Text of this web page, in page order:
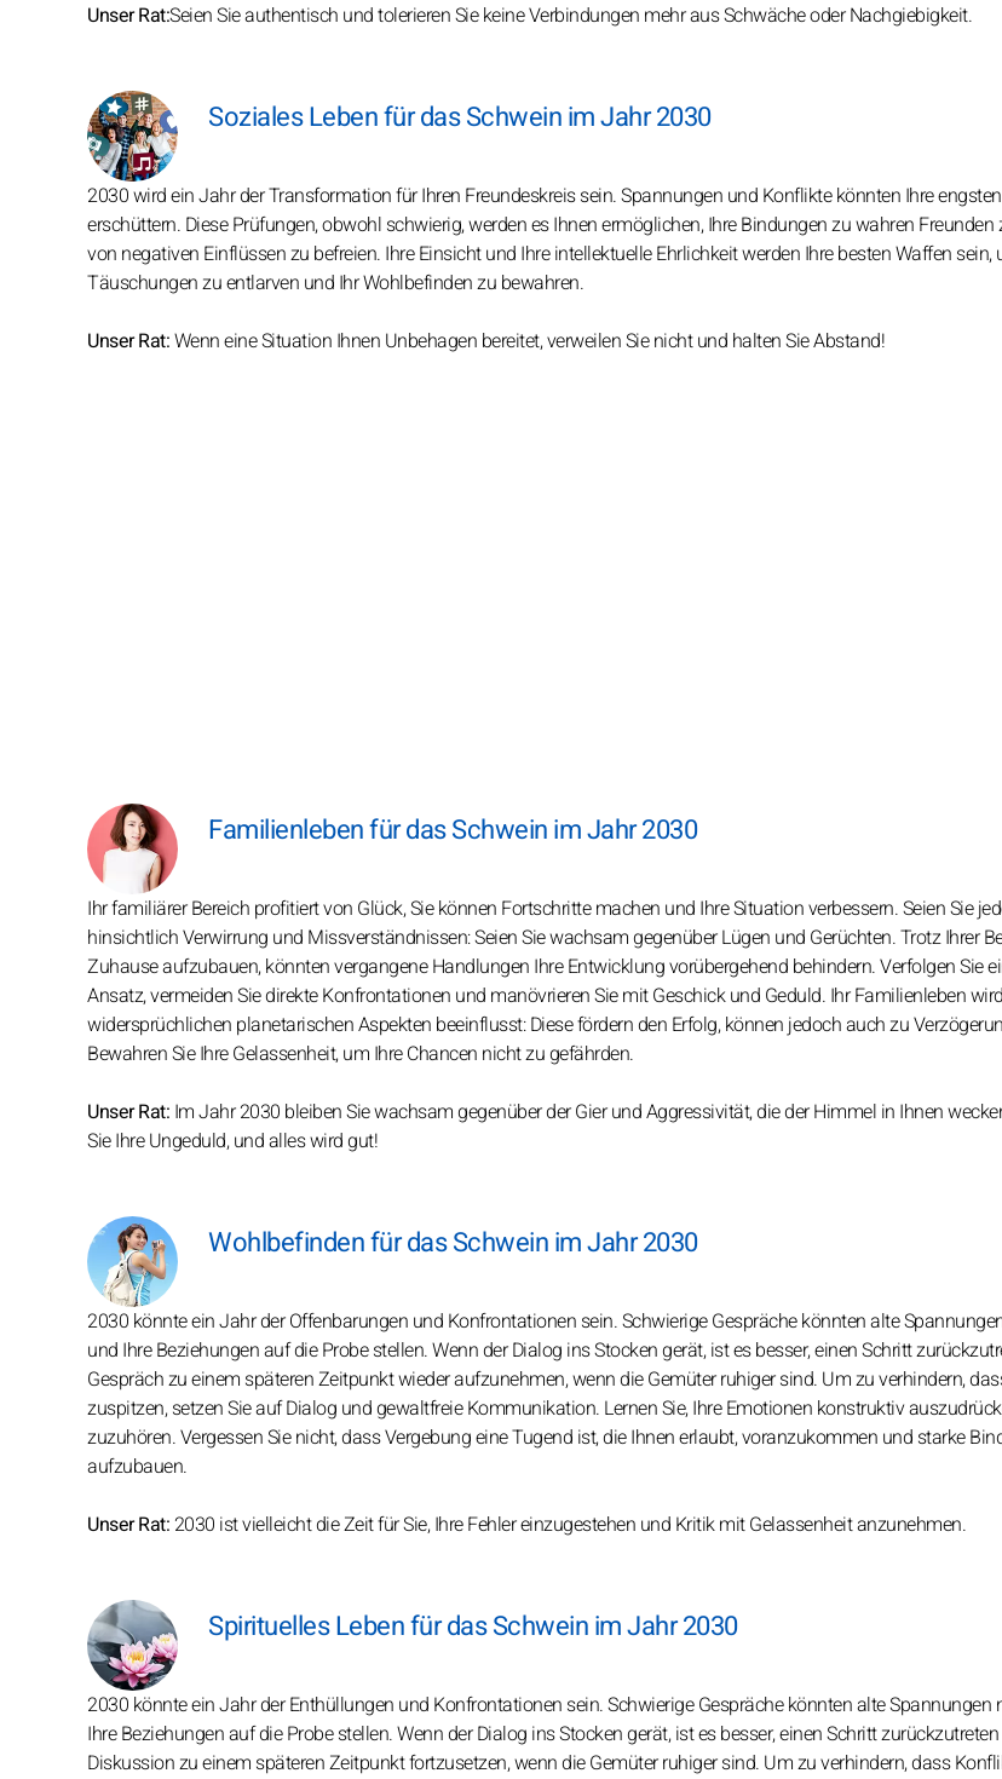
Unser Rat:Seien Sie authentisch und tolerieren Sie keine Verbindungen mehr aus Schwäche oder Nachgiebigkeit.
Soziales Leben für das Schwein im Jahr 2030
2030 wird ein Jahr der Transformation für Ihren Freundeskreis sein. Spannungen und Konflikte könnten Ihre
erschüttern. Diese Prüfungen, obwohl schwierig, werden es Ihnen ermöglichen, Ihre Bindungen zu wahren
von negativen Einflüssen zu befreien. Ihre Einsicht und Ihre intellektuelle Ehrlichkeit werden Ihre besten Waffen sein,
Täuschungen zu entlarven und Ihr Wohlbefinden zu bewahren.
Unser Rat:Wenn eine Situation Ihnen Unbehagen bereitet, verweilen Sie nicht und halten Sie Abstand!
Familienleben für das Schwein im Jahr 2030
Ihr familiärer Bereich profitiert von Glück, Sie können Fortschritte machen und Ihre Situation verbessern. Seien Sie
hinsichtlich Verwirrung und Missverständnissen: Seien Sie wachsam gegenüber Lügen und Gerüchten. Trotz Ihrer
Zuhause aufzubauen, könnten vergangene Handlungen Ihre Entwicklung vorübergehend behindern. Verfolgen Sie
Ansatz, vermeiden Sie direkte Konfrontationen und manövrieren Sie mit Geschick und Geduld. Ihr Familienleben
widersprüchlichen planetarischen Aspekten beeinflusst: Diese fördern den Erfolg, können jedoch auch zu
Bewahren Sie Ihre Gelassenheit, um Ihre Chancen nicht zu gefährden.
Unser Rat: Im Jahr 2030 bleiben Sie wachsam gegenüber der Gier und Aggressivität, die der Himmel in Ihnen
Sie Ihre Ungeduld, und alles wird gut!
Wohlbefinden für das Schwein im Jahr 2030
2030 könnte ein Jahr der Offenbarungen und Konfrontationen sein. Schwierige Gespräche könnten alte
und Ihre Beziehungen auf die Probe stellen. Wenn der Dialog ins Stocken gerät, ist es besser, einen Schritt
Gespräch zu einem späteren Zeitpunkt wieder aufzunehmen, wenn die Gemüter ruhiger sind. Um zu verhindern,
zuspitzen, setzen Sie auf Dialog und gewaltfreie Kommunikation. Lernen Sie, Ihre Emotionen konstruktiv
zuzuhören. Vergessen Sie nicht, dass Vergebung eine Tugend ist, die Ihnen erlaubt, voranzukommen und starke
aufzubauen.
Unser Rat:2030 ist vielleicht die Zeit für Sie, Ihre Fehler einzugestehen und Kritik mit Gelassenheit anzunehmen.
Spirituelles Leben für das Schwein im Jahr 2030
2030 könnte ein Jahr der Enthüllungen und Konfrontationen sein. Schwierige Gespräche könnten alte Spannungen
Ihre Beziehungen auf die Probe stellen. Wenn der Dialog ins Stocken gerät, ist es besser, einen Schritt
Diskussion zu einem späteren Zeitpunkt fortzusetzen, wenn die Gemüter ruhiger sind. Um zu verhindern, dass